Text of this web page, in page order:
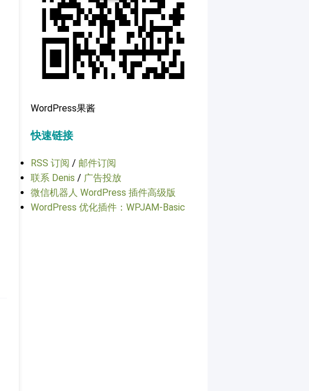
WordPress果酱
快速链接
RSS 订阅 / 邮件订阅
联系 Denis / 广告投放
微信机器人 WordPress 插件高级版
WordPress 优化插件：WPJAM-Basic